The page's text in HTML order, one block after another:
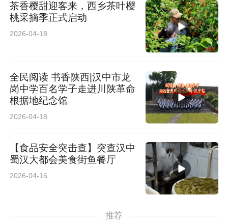
茶香樱甜迎客来，西乡茶叶樱
桃采摘季正式启动
2026-04-18
全民阅读 书香陕西|汉中市龙
岗中学百名学子走进川陕革命
根据地纪念馆
2026-04-18
【食品安全突击查】突查汉中
蜀汉大都会美食街鱼餐厅
2026-04-16
推荐